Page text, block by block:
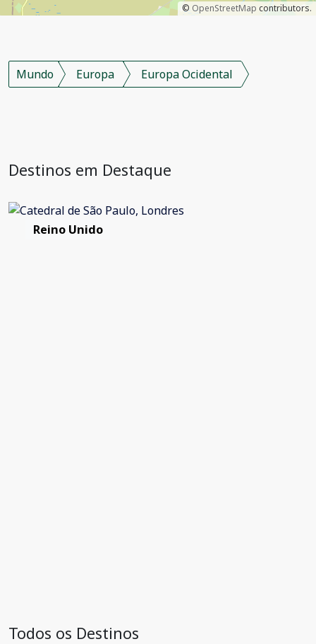
©OpenStreetMap contributors.
Mundo Europa Europa Ocidental
Destinos em Destaque
Reino Unido
Todos os Destinos